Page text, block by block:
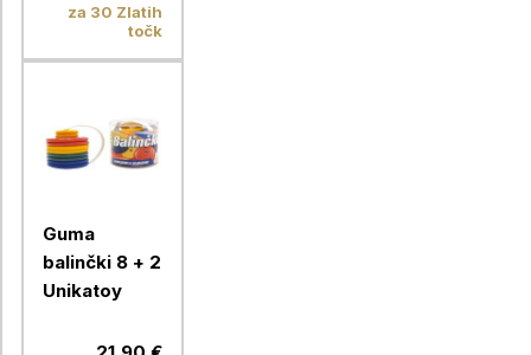
za 30 Zlatih
točk
Guma
balinčki 8 + 2
Unikatoy